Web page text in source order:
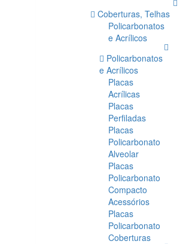
Coberturas, Telhas
Policarbonatos
e Acrílicos
Policarbonatos
e Acrílicos
Placas
Acrílicas
Placas
Perfiladas
Placas
Policarbonato
Alveolar
Placas
Policarbonato
Compacto
Acessórios
Placas
Policarbonato
Coberturas